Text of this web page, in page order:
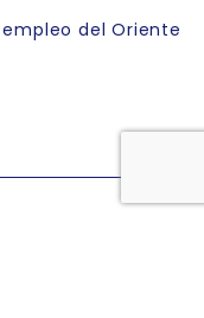
del Oriente